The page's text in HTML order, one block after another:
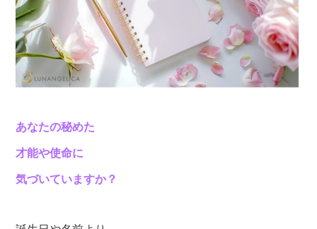
あなたの秘めた
才能や使命に
気づいていますか？